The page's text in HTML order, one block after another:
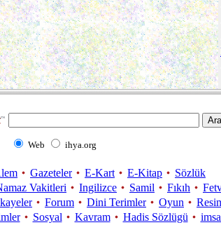
Web ihya.org
Gazeteler E-Kart E-Kitap
Sözlük
Vakitleri Ingilizce Samil Fıkıh
Forum Dini Terimler Oyun
Sosyal Kavram Hadis Sözlügü